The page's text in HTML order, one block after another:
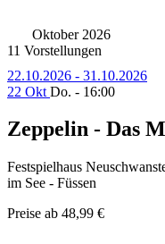
Oktober 2026
11 Vorstellungen
22.10.2026 - 31.10.2026
22 Okt Do. - 16:00
Zeppelin - Das
Festspielhaus
im See - Füssen
Preise ab 48,99 €